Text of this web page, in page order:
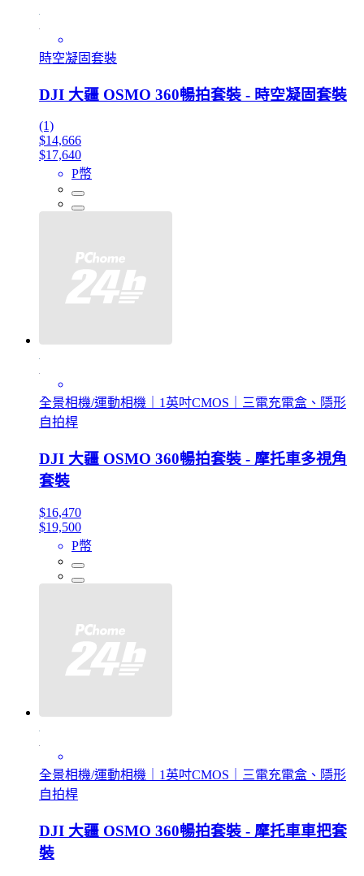
時空凝固套裝
DJI 大疆 OSMO 360暢拍套裝 - 時空凝固套裝
(1)
$14,666
$17,640
P幣
全景相機/運動相機｜1英吋CMOS｜三電充電盒、隱形
自拍桿
DJI 大疆 OSMO 360暢拍套裝 - 摩托車多視角
套裝
$16,470
$19,500
P幣
全景相機/運動相機｜1英吋CMOS｜三電充電盒、隱形
自拍桿
DJI 大疆 OSMO 360暢拍套裝 - 摩托車車把套
裝